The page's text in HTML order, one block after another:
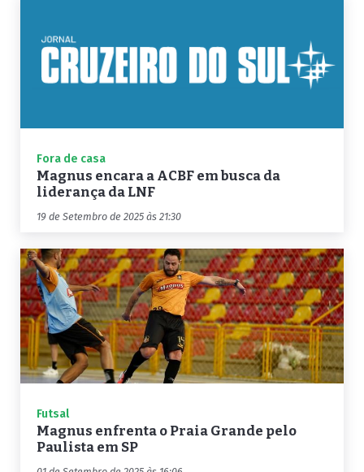
Fora de casa
Magnus encara a ACBF em busca da
liderança da LNF
19 de Setembro de 2025 às 21:30
Futsal
Magnus enfrenta o Praia Grande pelo
Paulista em SP